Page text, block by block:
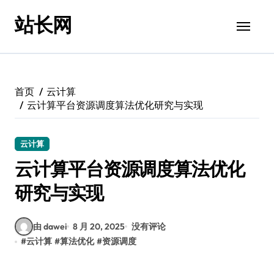
站长网
首页
云计算
云计算平台资源调度算法优化研究与实现
云计算
云计算平台资源调度算法优化
研究与实现
由 dawei 8 月 20, 2025 没有评论
#云计算 #算法优化 #资源调度